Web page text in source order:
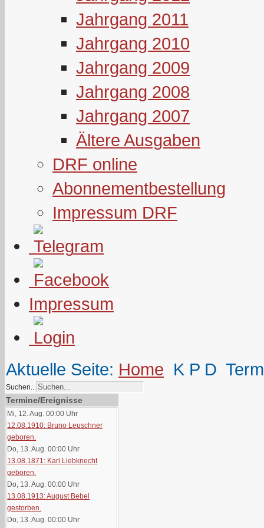
Jahrgang 2011
Jahrgang 2010
Jahrgang 2009
Jahrgang 2008
Jahrgang 2007
Ältere Ausgaben
DRF online
Abonnementbestellung
Impressum DRF
Impressum
Aktuelle Seite: Home K P D
Suchen...
Termine/Ereignisse
Mi, 12. Aug. 00:00 Uhr
12.08.1910: Bruno Leuschner
geboren.
Do, 13. Aug. 00:00 Uhr
13.08.1871: Karl Liebknecht
geboren.
Do, 13. Aug. 00:00 Uhr
13.08.1913: August Bebel
gestorben.
Do, 13. Aug. 00:00 Uhr